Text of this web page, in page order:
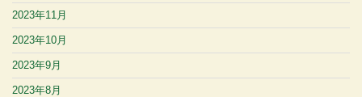
2023年11月
2023年10月
2023年9月
2023年8月